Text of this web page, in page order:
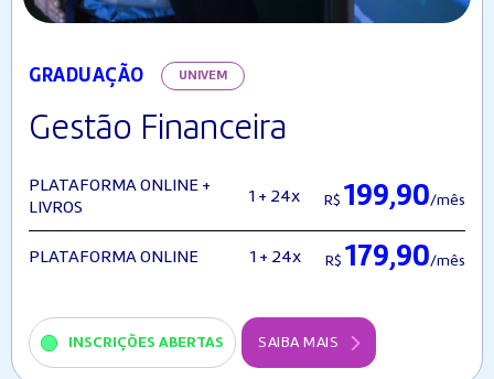
GRADUAÇÃO UNIVEM
Gestão Financeira
PLATAFORMA ONLINE +
LIVROS
1 + 24x R$ 199,90/mês
PLATAFORMA ONLINE 1 + 24x R$ 179,90/mês
INSCRIÇÕES ABERTAS SAIBA MAIS